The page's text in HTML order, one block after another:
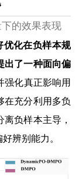
的效果表现
优化在负样本规
出了一种面向偏
强化真正影响用
在充分利用多负
负样本主导，
辨别能力。